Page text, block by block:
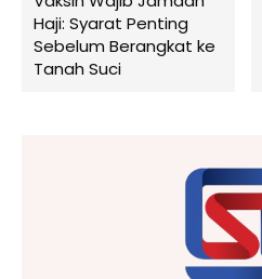
Haji: Syarat Penting
Sebelum Berangkat ke
Tanah Suci